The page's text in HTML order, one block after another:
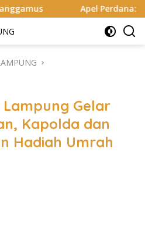
Apel Perdana: Kapolres Way
Gelar
Kapolda dan
Hadiah Umrah